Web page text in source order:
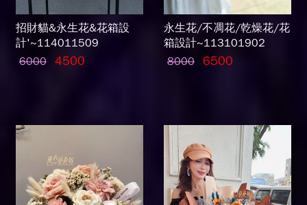
招財貓&永生花&花箱設
計'~114011509
6000 4500
永生花/不凋花/乾燥花/花
箱設計~113101902
8000 6500